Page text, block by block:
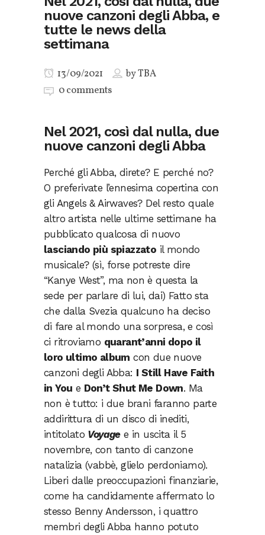
nuove canzoni degli Abba, e
tutte le news della
settimana
13/09/2021 byTBA
0 comments
Nel 2021, così dal nulla, due
nuove canzoni degli Abba
Perché gli Abba, direte? E perché no?
O preferivate l’ennesima copertina con
gli Angels & Airwaves? Del resto quale
altro artista nelle ultime settimane ha
pubblicato qualcosa di nuovo
lasciando più spiazzato il mondo
musicale? (sì, forse potreste dire
“Kanye West”, ma non è questa la
sede per parlare di lui, dai) Fatto sta
che dalla Svezia qualcuno ha deciso
di fare al mondo una sorpresa, e così
ci ritroviamo quarant’anni dopo il
loro ultimo album con due nuove
canzoni degli Abba: I Still Have Faith
in You e Don’t Shut Me Down. Ma
non è tutto: i due brani faranno parte
addirittura di un disco di inediti,
intitolato Voyage e in uscita il 5
novembre, con tanto di canzone
natalizia (vabbè, glielo perdoniamo).
Liberi dalle preoccupazioni finanziarie,
come ha candidamente affermato lo
stesso Benny Andersson, i quattro
membri degli Abba hanno potuto